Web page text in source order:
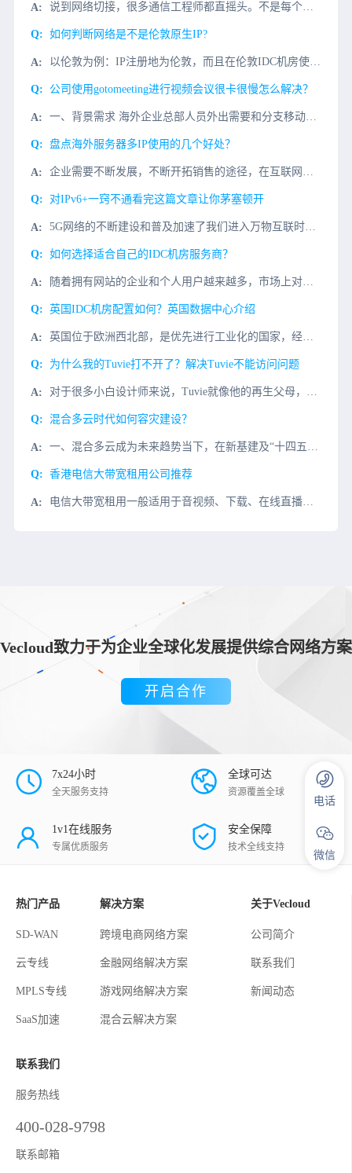
说到网络切接，很多通信工程师都直摇头。不是每个人都愿意做这个项目。为什么？临晨一两点才能开始工作，还要拿出七倍十倍的细心才能把工作做好。下面和大家聊聊什么是网络割接？为什么没人喜欢搞？一、什么是网络割
如何判断网络是不是伦敦原生IP?
以伦敦为例：IP注册地为伦敦，而且在伦敦IDC机房使用，查询Whois信息，区域显示伦敦，即为伦敦的原生IP；如果IP注册地显示伦敦，也在伦敦使用，但查询whois信息，区域显示为香港，美国或欧洲，那
公司使用gotomeeting进行视频会议很卡很慢怎么解决？
一、背景需求 海外企业总部人员外出需要和分支移动办公gotomeeting视频会议协同办公视频会议，国内同事gotomeeting视频会议打开很慢，经常视频会议发送失败，希望用gotomeeting视...
盘点海外服务器多IP使用的几个好处？
企业需要不断发展，不断开拓销售的途径，在互联网高速发展的情况下，线上业务慢慢的占据了很多企业的大部分业务，线上平台的建设和完善也慢慢成为企业的重点，独立的海外服务器以及独立的IP也开始成为企业的首选，
对IPv6+一窍不通看完这篇文章让你茅塞顿开
5G网络的不断建设和普及加速了我们进入万物互联时代的步伐。我们的整个互联网正在发生翻天覆地的变化。网络连接数量和流量的快速增加对网络的承载和传输能力提出了前所未有的挑战。除了速度和带宽，5G在垂直行业
如何选择适合自己的IDC机房服务商？
随着拥有网站的企业和个人用户越来越多，市场上对服务器的需求量也是越来越大。拥有稳定、安全和服务质量好的IDC服务商对公司发展有着举足轻重的作用。那么在面对形形色色的IDC服务商时，你真的能够判断什么才
英国IDC机房配置如何？英国数据中心介绍
英国位于欧洲西北部，是优先进行工业化的国家，经济发达，网络建设早，建设规模大，其网络在西欧地区的访问效果非常好。英国数据中心达到Tier3+级，位于伦敦泰晤士河谷，占地面积高达5万平方英尺，可提供11
为什么我的Tuvie打不开了？解决Tuvie不能访问问题
对于很多小白设计师来说，Tuvie就像他的再生父母，给予他不断的灵感和帮助。但是，最近Tuvie居然不能访问了？如何解决这个大麻烦？我们先了解一下为什么访问Tuvie慢？1、Tuvie软件服务器部署在
混合多云时代如何容灾建设？
一、混合多云成为未来趋势当下，在新基建及“十四五”规划的政策加持下，中国的云产业已经进入到快速增长的通道。在企业及组织云化的过程中，由于业务系统的特性、组网复杂性、数据可靠性及政策合规性等多方面因素，
香港电信大带宽租用公司推荐
电信大带宽租用一般适用于音视频、下载、在线直播、P2P传输等类型业务，带宽越大，访问或下载传输速度就越快。比如大家了解的腾讯视频和爱奇艺，为了保证观看速度和下载速度，网站运营商需要在全国许多地区和机房
Vecloud致力于为企业全球化发展提供综合网络方案
开启合作
7x24小时
全天服务支持
全球可达
资源覆盖全球
1v1在线服务
专属优质服务
安全保障
技术全线支持
热门产品
SD-WAN
云专线
MPLS专线
SaaS加速
解决方案
跨境电商网络方案
金融网络解决方案
游戏网络解决方案
混合云解决方案
关于Vecloud
公司简介
联系我们
新闻动态
联系我们
服务热线
400-028-9798
联系邮箱
电话
微信